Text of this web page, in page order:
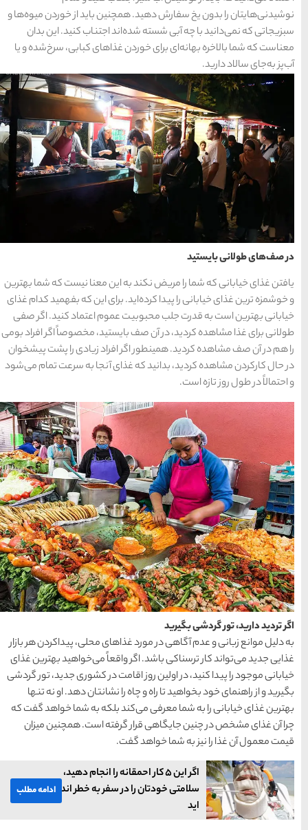
باید از خوردن میوه‌ها و
اجتناب کنید. این بدان
کبابی، سرخ‌شده و یا
معنا نیست که شما بهترین
این که بفهمید کدام غذای
اعتماد کنید. اگر صفی
مخصوصاً اگر افراد بومی
زیادی را پشت پیشخوان
آنجا به‌ سرعت تمام می‌شود
محلی، پیداکردن هر بازار
می‌خواهید بهترین غذای
در کشوری جدید، تور گردشی
نشانتان دهد. او نه تنها
بلکه به شما خواهد گفت که
است. همچنین میزان
را انجام دهید،
سفر به خطر انداختهادامه مطلب
طبیعت(132)
غذا و خوراک
مناطق خاص و رومانتیک
(65)
هتل ها(701)
[search_hotel]
محبوب
ها
سرزمین موج های آبی
مشهد
1404-03-15
شهر چادگان اصفهان
15 غذای کره ای
خوشمزه
1402-02-14
معرفی بکرترین
سواحل دیدنی بوشهر
1402-11-24
خلیج عربی یا خلیج
1402-12-20
قوم کرمانج و کردهای
خراسان
1402-09-22
سرزمین موج های آبی
مشهد